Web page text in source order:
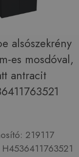
alsószekrény
es mosdóval,
antracit
219117